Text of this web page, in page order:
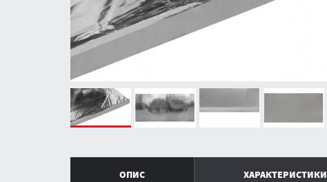
ОПИС ХАРАКТЕРИСТИКИ